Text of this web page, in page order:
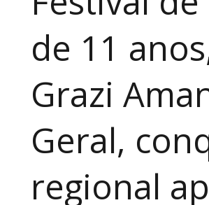
de 11
Grazi
Geral,
regional